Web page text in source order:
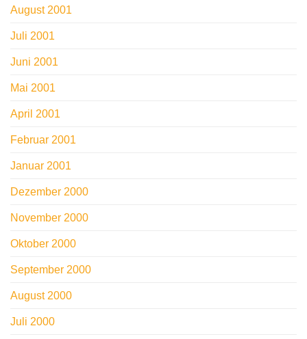
August 2001
Juli 2001
Juni 2001
Mai 2001
April 2001
Februar 2001
Januar 2001
Dezember 2000
November 2000
Oktober 2000
September 2000
August 2000
Juli 2000